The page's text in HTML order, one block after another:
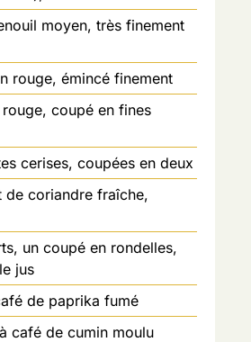
moyen, très finement
rouge, émincé finement
coupé en fines
cerises, coupées en deux
de coriandre fraîche,
un coupé en rondelles,
jus
de paprika fumé
café de cumin moulu